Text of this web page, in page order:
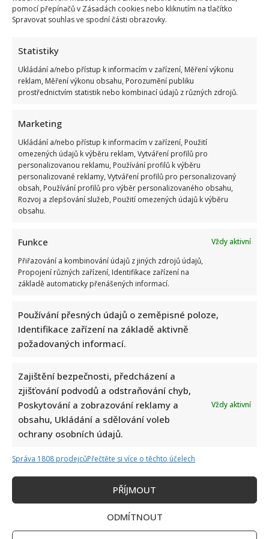
pomocí přepínačů v Zásadách cookies nebo kliknutím na tlačítko
Spravovat souhlas ve spodní části obrazovky.
Statistiky
Ukládání a/nebo přístup k informacím v zařízení, Měření výkonu
reklam, Měření výkonu obsahu, Porozumění publiku
prostřednictvím statistik nebo kombinací údajů z různých zdrojů.
Marketing
Ukládání a/nebo přístup k informacím v zařízení, Použití
omezených údajů k výběru reklam, Vytváření profilů pro
personalizovanou reklamu, Používání profilů k výběru
personalizované reklamy, Vytváření profilů pro personalizovaný
obsah, Používání profilů pro výběr personalizovaného obsahu,
Rozvoj a zlepšování služeb, Použití omezených údajů k výběru
obsahu.
Funkce
Vždy aktivní
Přiřazování a kombinování údajů z jiných zdrojů údajů,
Propojení různých zařízení, Identifikace zařízení na
základě automaticky přenášených informací.
Používání přesných údajů o zeměpisné poloze,
Identifikace zařízení na základě aktivně
požadovaných informací.
Zajištění bezpečnosti, předcházení a
zjišťování podvodů a odstraňování chyb,
Poskytování a zobrazování reklamy a
obsahu, Ukládání a sdělování voleb
ochrany osobních údajů.
Vždy aktivní
Správa 1808 prodejcůPřečtěte si více o těchto účelech
PŘÍJMOUT
ODMÍTNOUT
odhalila,
jak
probíhalo
10letému
synovi
19letá internetová hvězda zemřela na rakovinu jen 9
měsíců po diagnóze. Změnila ji k nepoznání
Richard Touš 1. 6. 2025
Lidé truchlí nad úmrtím devatenáctileté tiktokerky,
která otevřeně sdílela svůj boj s agresivní rakovinou a
inspirovala tak...
about
19letá
internetová
hvězda
zemřela
na
měsíců
po
diagnóze.
Změnila
ji
Manželka Alexandra Saláka přiznala, že se léčí s
rakovinou. Obdržela zprávy, které jí přejí nejhorší
Richard Touš 30. 5. 2025
Manželka Alexandra Saláka zveřejnila, že se léčí s
rakovinou. Lidé ji zahrnuli slovy podpory, ale objevily
about